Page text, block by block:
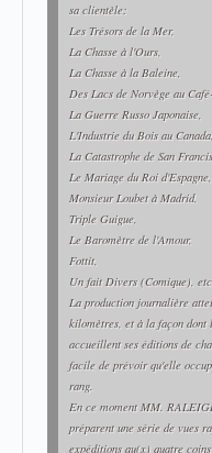
sa clientèle:
Les Trésors de la Mer,
La Chasse à l'Ours,
La Chasse à la Baleine,
Des Lacs de Norvège au
La Guerre Russo Japonaise,
L'Industrie du Bois au Canada,
La Catastrophe de San
Le Mariage du Roi d'Espagne,
Monsieur Loubet à Madrid,
Triple Guigue,
Le Baromètre de l'Amour,
Fottit,
Un fait Divers (Comique),
La production journalière
kilomètres, et à la façon dont
accueillent ses éditions de
facile de prévoir qu'elle
rang.
En ce moment MM.
préparent une série de vues
expéditions au(x) quatre